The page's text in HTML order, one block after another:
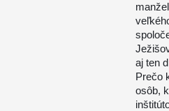
aj ten
Prečo
osôb,